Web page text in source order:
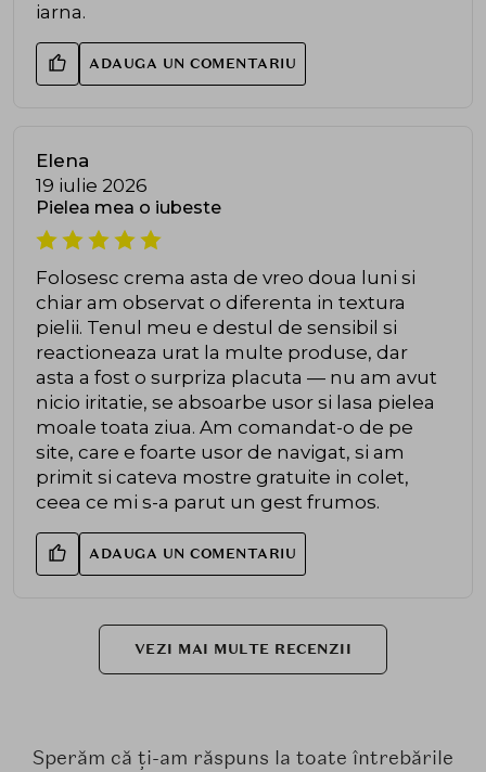
iarna.
ADAUGA UN COMENTARIU
Elena
19 iulie 2026
Pielea mea o iubeste
Folosesc crema asta de vreo doua luni si
chiar am observat o diferenta in textura
pielii. Tenul meu e destul de sensibil si
reactioneaza urat la multe produse, dar
asta a fost o surpriza placuta — nu am avut
nicio iritatie, se absoarbe usor si lasa pielea
moale toata ziua. Am comandat-o de pe
site, care e foarte usor de navigat, si am
primit si cateva mostre gratuite in colet,
ceea ce mi s-a parut un gest frumos.
ADAUGA UN COMENTARIU
VEZI MAI MULTE RECENZII
Sperăm că ți-am răspuns la toate întrebările